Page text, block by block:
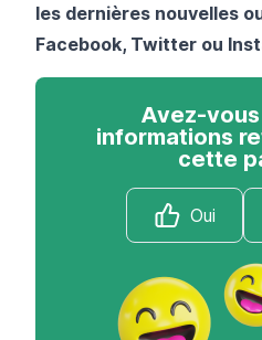
les dernières nouvelles
Facebook, Twitter ou
Avez-
informations
cette
Oui